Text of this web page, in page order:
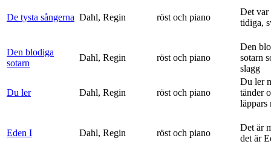
De tysta sångerna Dahl, Regin röst och piano
Det var
tidiga,
Den blodiga
sotarn
Dahl, Regin röst och piano
Den
sotarn
slagg
Du ler Dahl, Regin röst och piano
Du ler
tänder
läppars
Eden I Dahl, Regin röst och piano
Det är
det är